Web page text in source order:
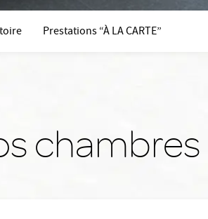
Prestations “À LA CARTE”
chambres